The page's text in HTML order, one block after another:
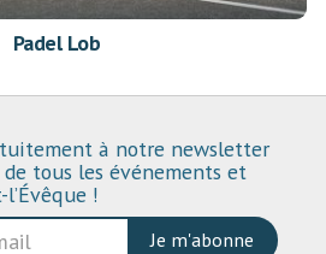
Padel Lob
à notre newsletter
tous les événements et
!
Je m'abonne